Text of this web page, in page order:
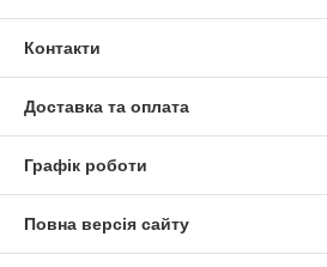
Контакти
Доставка та оплата
Графік роботи
Повна версія сайту